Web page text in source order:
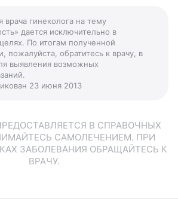
врача гинеколога на тему
дается исключительно в
По итогам полученной
пожалуйста, обратитесь к врачу, в
выявления возможных
23 июня 2013
В СПРАВОЧНЫХ
САМОЛЕЧЕНИЕМ. ПРИ
ЗАБОЛЕВАНИЯ ОБРАЩАЙТЕСЬ К
ВРАЧУ.